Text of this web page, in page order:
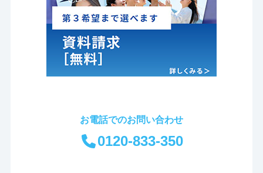
お電話でのお問い合わせ
0120-833-350